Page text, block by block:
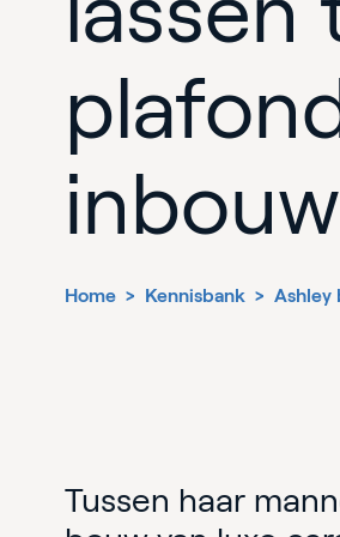
Home > Kennisbank > Ashley
Tussen haar